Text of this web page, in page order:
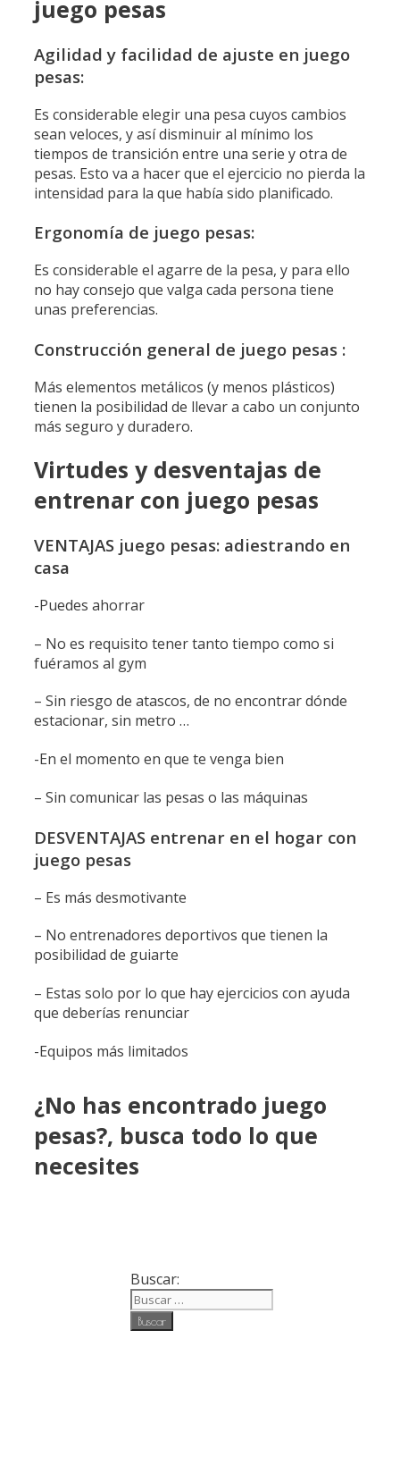
juego pesas
Agilidad y facilidad de ajuste en juego
pesas:
Es considerable elegir una pesa cuyos cambios
sean veloces, y así disminuir al mínimo los
tiempos de transición entre una serie y otra de
pesas. Esto va a hacer que el ejercicio no pierda la
intensidad para la que había sido planificado.
Ergonomía de juego pesas:
Es considerable el agarre de la pesa, y para ello
no hay consejo que valga cada persona tiene
unas preferencias.
Construcción general de juego pesas :
Más elementos metálicos (y menos plásticos)
tienen la posibilidad de llevar a cabo un conjunto
más seguro y duradero.
Virtudes y desventajas de
entrenar con juego pesas
VENTAJAS juego pesas: adiestrando en
casa
-Puedes ahorrar
– No es requisito tener tanto tiempo como si
fuéramos al gym
– Sin riesgo de atascos, de no encontrar dónde
estacionar, sin metro …
-En el momento en que te venga bien
– Sin comunicar las pesas o las máquinas
DESVENTAJAS entrenar en el hogar con
juego pesas
– Es más desmotivante
– No entrenadores deportivos que tienen la
posibilidad de guiarte
– Estas solo por lo que hay ejercicios con ayuda
que deberías renunciar
-Equipos más limitados
¿No has encontrado juego
pesas?, busca todo lo que
necesites
Buscar: